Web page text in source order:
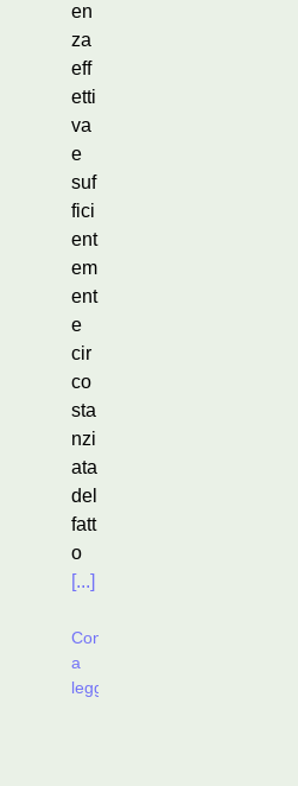
en
za
eff
etti
va
e
suf
fici
ent
em
ent
e
cir
co
sta
nzi
ata
del
fatt
o
[...]
Continua
a
leggere